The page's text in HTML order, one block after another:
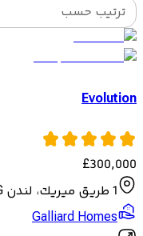
ترتيب حسب
Evolution
£300,000
1 طريق ميريك، لندن UB2 4AG
Galliard Homes